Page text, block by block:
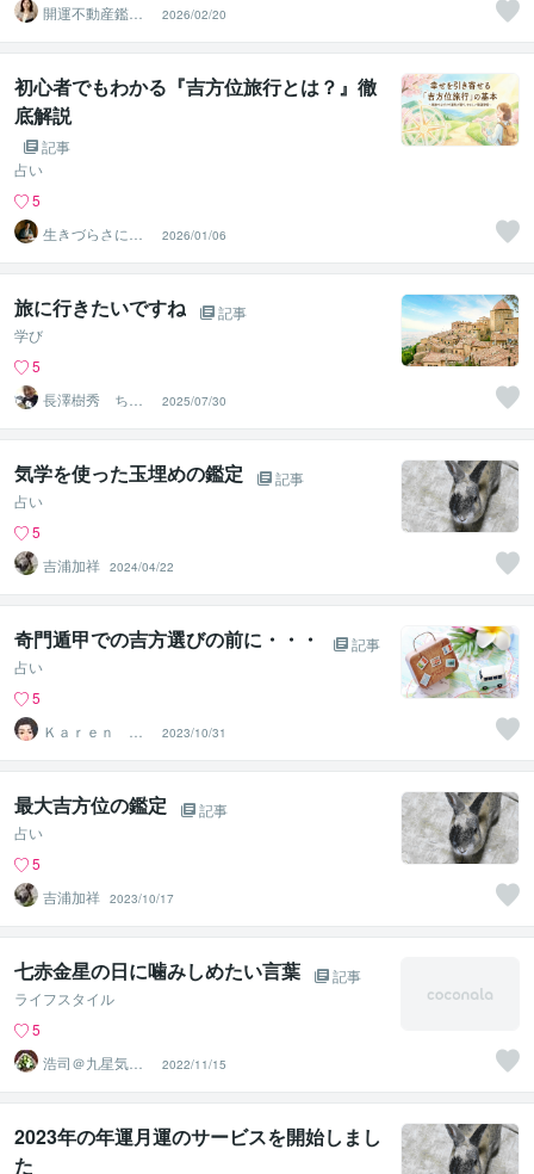
開運不動産鑑定
士 Ayaka
2026/02/20
初心者でもわかる『吉方位旅行とは？』徹
底解説
記事
占い
5
生きづらさに寄
り添う九星気学
鑑定士
2026/01/06
旅に行きたいですね
記事
学び
5
長澤樹秀 ちょ
も 九星気学占
い師
2025/07/30
気学を使った玉埋めの鑑定
記事
占い
5
吉浦加祥 2024/04/22
奇門遁甲での吉方選びの前に・・・
記事
占い
5
Ｋａｒｅｎ ｃ
2023/10/31
最大吉方位の鑑定
記事
占い
5
吉浦加祥 2023/10/17
七赤金星の日に噛みしめたい言葉
記事
ライフスタイル
5
浩司＠九星気学
風水鑑定士、姓
名鑑定士
2022/11/15
2023年の年運月運のサービスを開始しまし
た